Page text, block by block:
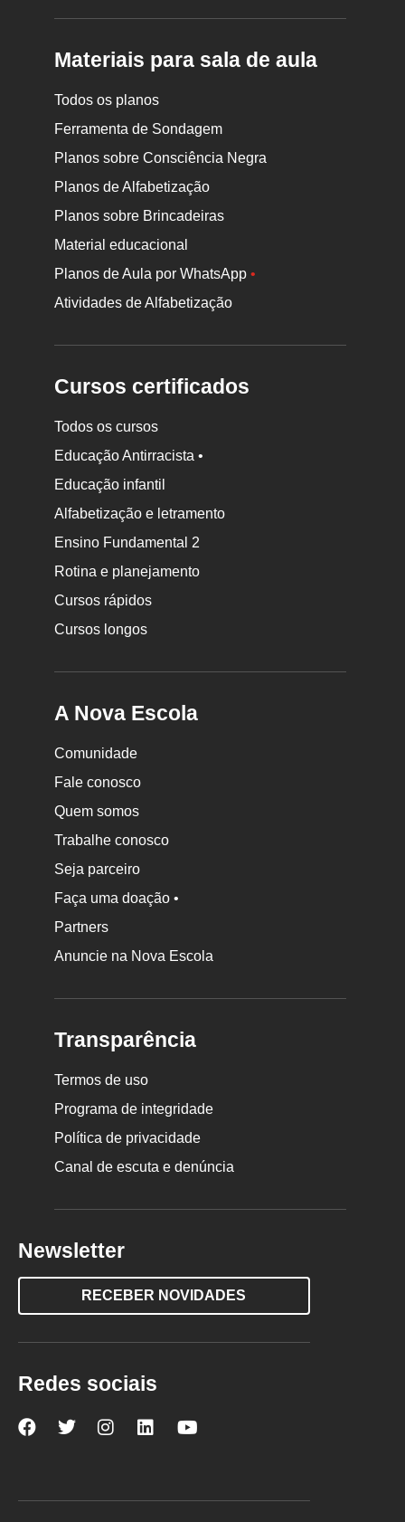
Materiais para sala de aula
Todos os planos
Ferramenta de Sondagem
Planos sobre Consciência Negra
Planos de Alfabetização
Planos sobre Brincadeiras
Material educacional
Planos de Aula por WhatsApp•
Atividades de Alfabetização
Cursos certificados
Todos os cursos
Educação Antirracista •
Educação infantil
Alfabetização e letramento
Ensino Fundamental 2
Rotina e planejamento
Cursos rápidos
Cursos longos
A Nova Escola
Comunidade
Fale conosco
Quem somos
Trabalhe conosco
Seja parceiro
Faça uma doação •
Partners
Anuncie na Nova Escola
Transparência
Termos de uso
Programa de integridade
Política de privacidade
Canal de escuta e denúncia
Newsletter
RECEBER NOVIDADES
Redes sociais
Nova
Facebook
Nova
Twitter
Nova
Instagram
Nova
LinkedInYouTube